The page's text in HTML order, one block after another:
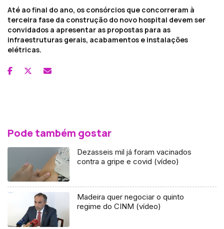
Até ao final do ano, os consórcios que concorreram à
terceira fase da construção do novo hospital devem ser
convidados a apresentar as propostas para as
infraestruturas gerais, acabamentos e instalações
elétricas.
Pode também gostar
Dezasseis mil já foram vacinados
contra a gripe e covid (vídeo)
Madeira quer negociar o quinto
regime do CINM (vídeo)